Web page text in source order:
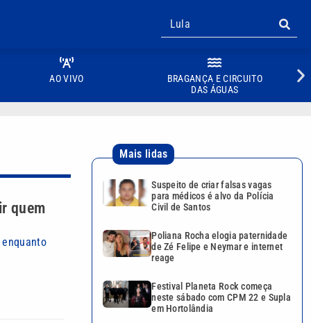
AO VIVO
BRAGANÇA E CIRCUITO
DAS ÁGUAS
quem
enquanto
Mais lidas
Suspeito de criar falsas vagas
para médicos é alvo da Polícia
Civil de Santos
Poliana Rocha elogia paternidade
de Zé Felipe e Neymar e internet
reage
Festival Planeta Rock começa
neste sábado com CPM 22 e Supla
em Hortolândia